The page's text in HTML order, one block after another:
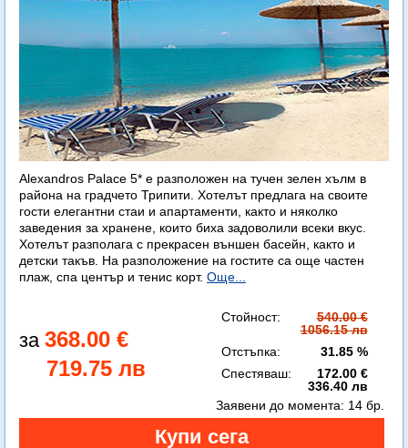
Alexandros Palace 5* e разположен на тучен зелен хълм в
района на градчето Трипити. Хотелът предлага на своите
гости елегантни стаи и апартаменти, както и няколко
заведения за хранене, които биха задоволили всеки вкус.
Хотелът разполага с прекрасен външен басейн, както и
детски такъв. На разположение на гостите са още частен
плаж, спа център и тенис корт. Още...
368.00 €
719.75 лв
Стойност:
540.00 €
1056.15 лв
Отстъпка:
31.85 %
Спестяваш:
172.00 €
336.40 лв
Заявени до момента: 14 бр.